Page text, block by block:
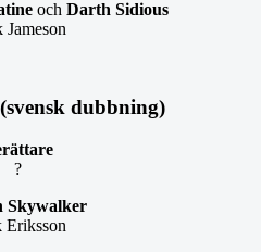
och Darth Sidious
dubbning)
?
Skywalker
Eriksson